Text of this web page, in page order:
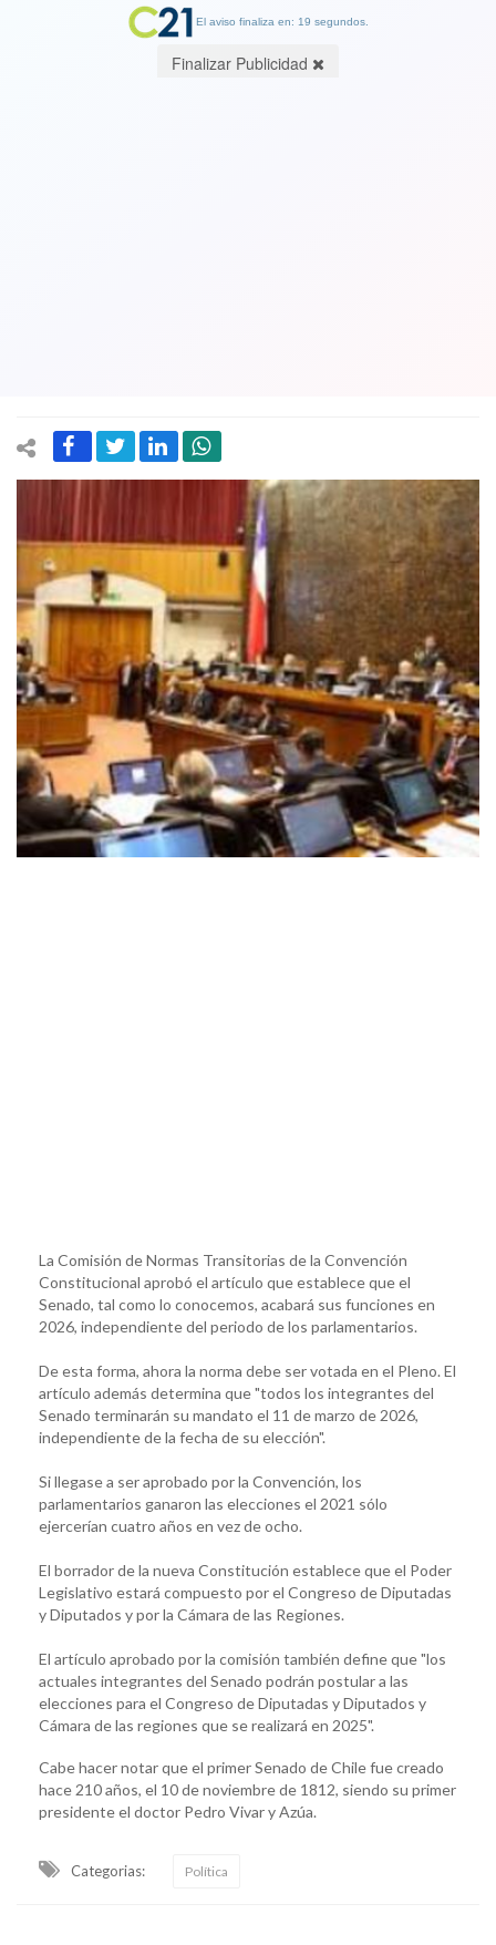
La Comisión de Normas Transitorias de la Convención
Constitucional aprobó el artículo que establece que el
Senado, tal como lo conocemos, acabará sus funciones en
2026, independiente del periodo de los parlamentarios.
De esta forma, ahora la norma debe ser votada en el Pleno. El
artículo además determina que "todos los integrantes del
Senado terminarán su mandato el 11 de marzo de 2026,
independiente de la fecha de su elección".
Si llegase a ser aprobado por la Convención, los
parlamentarios ganaron las elecciones el 2021 sólo
ejercerían cuatro años en vez de ocho.
El borrador de la nueva Constitución establece que el Poder
Legislativo estará compuesto por el Congreso de Diputadas
y Diputados y por la Cámara de las Regiones.
El artículo aprobado por la comisión también define que "los
actuales integrantes del Senado podrán postular a las
elecciones para el Congreso de Diputadas y Diputados y
Cámara de las regiones que se realizará en 2025".
Cabe hacer notar que el primer Senado de Chile fue creado
hace 210 años, el 10 de noviembre de 1812, siendo su primer
presidente el doctor Pedro Vivar y Azúa.
Categorias: Política
El aviso finaliza en: 19 segundos.
Finalizar Publicidad